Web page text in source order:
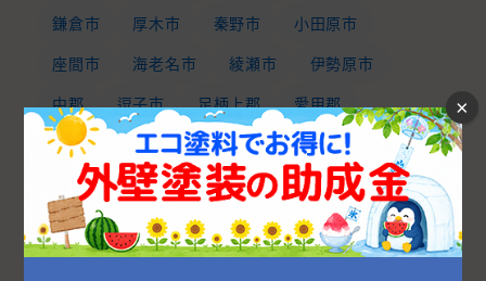
鎌倉市
厚木市 秦野市
小田原市
座間市
海老名市 綾瀬市
伊勢原市
中郡
逗子市 足柄上郡
愛甲郡
足柄下郡
三浦郡 高座郡
南足柄市
三浦市
×